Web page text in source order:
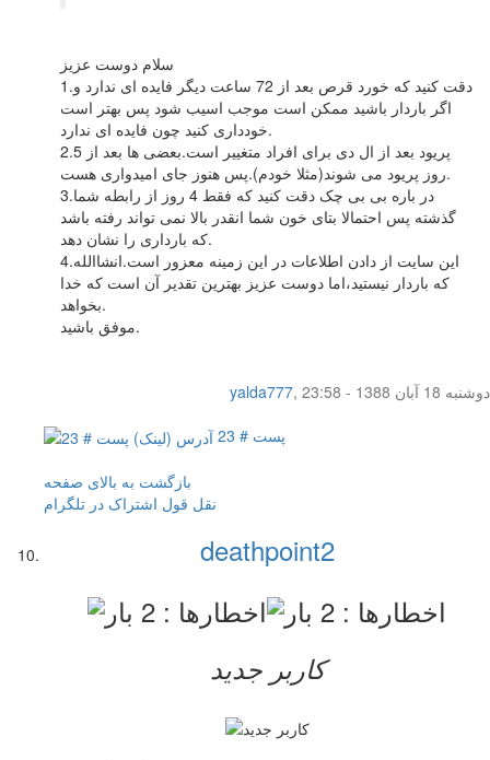
سلام دوست عزیز
1.دقت کنید که خورد قرص بعد از 72 ساعت دیگر فایده ای ندارد و
اگر باردار باشید ممکن است موجب اسیب شود پس بهتر است
خودداری کنید چون فایده ای ندارد.
2.پریود بعد از ال دی برای افراد متغییر است.بعضی ها بعد از 5
روز پریود می شوند(مثلا خودم).پس هنوز جای امیدواری هست.
3.در باره بی بی چک دقت کنید که فقط 4 روز از رابطه شما
گذشته پس احتمالا بتای خون شما انقدر بالا نمی تواند رفته باشد
که بارداری را نشان دهد.
4.این سایت از دادن اطلاعات در این زمینه معزور است.انشاالله
که باردار نیستید،اما دوست عزیز بهترین تقدیر آن است که خدا
بخواهد.
موفق باشید.
yalda777,
دوشنبه 18 آبان 1388 - 23:58
پست # 23
بازگشت به بالای صفحه
نقل قول اشتراک در تلگرام
deathpoint2
کاربر جدید